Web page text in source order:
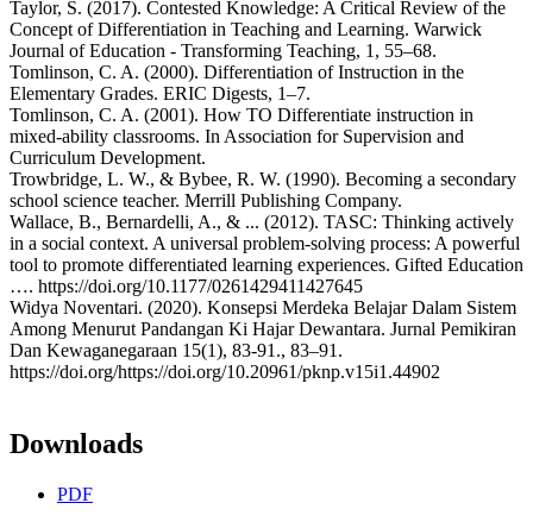
Taylor, S. (2017). Contested Knowledge: A Critical Review of the
Concept of Differentiation in Teaching and Learning. Warwick
Journal of Education - Transforming Teaching, 1, 55–68.
Tomlinson, C. A. (2000). Differentiation of Instruction in the
Elementary Grades. ERIC Digests, 1–7.
Tomlinson, C. A. (2001). How TO Differentiate instruction in
mixed-ability classrooms. In Association for Supervision and
Curriculum Development.
Trowbridge, L. W., & Bybee, R. W. (1990). Becoming a secondary
school science teacher. Merrill Publishing Company.
Wallace, B., Bernardelli, A., & ... (2012). TASC: Thinking actively
in a social context. A universal problem-solving process: A powerful
tool to promote differentiated learning experiences. Gifted Education
…. https://doi.org/10.1177/0261429411427645
Widya Noventari. (2020). Konsepsi Merdeka Belajar Dalam Sistem
Among Menurut Pandangan Ki Hajar Dewantara. Jurnal Pemikiran
Dan Kewaganegaraan 15(1), 83-91., 83–91.
https://doi.org/https://doi.org/10.20961/pknp.v15i1.44902
Downloads
PDF